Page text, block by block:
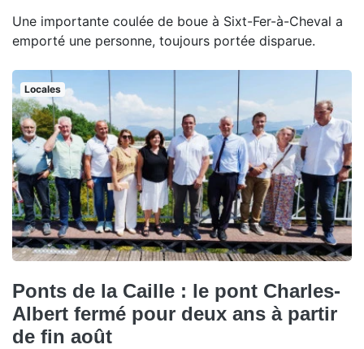
Une importante coulée de boue à Sixt-Fer-à-Cheval a
emporté une personne, toujours portée disparue.
Locales
Ponts de la Caille : le pont Charles-
Albert fermé pour deux ans à partir
de fin août